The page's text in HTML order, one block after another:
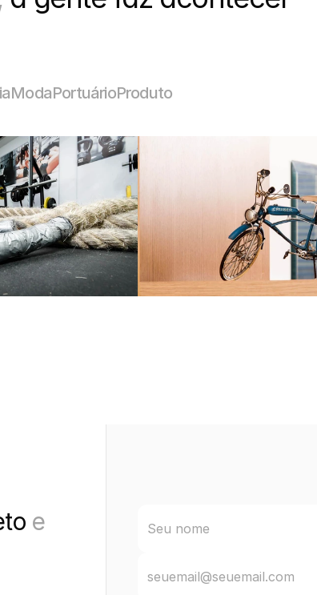
ModaPortuárioProduto
e